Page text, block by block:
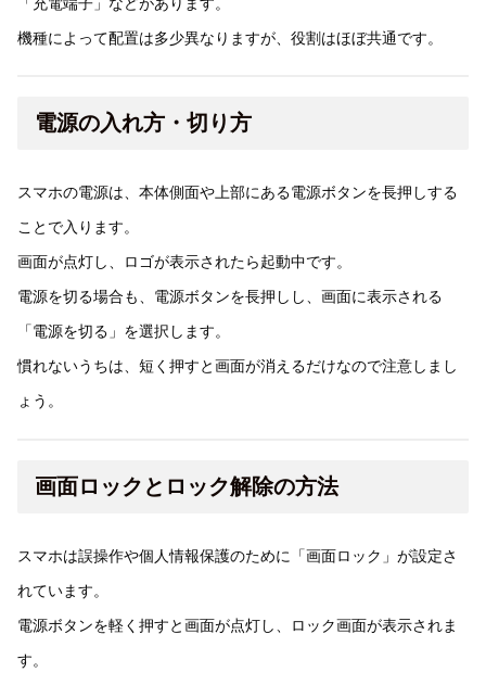
機種によって配置は多少異なりますが、役割はほぼ共通です。
電源の入れ方・切り方
スマホの電源は、本体側面や上部にある電源ボタンを長押しする
ことで入ります。
画面が点灯し、ロゴが表示されたら起動中です。
電源を切る場合も、電源ボタンを長押しし、画面に表示される
「電源を切る」を選択します。
慣れないうちは、短く押すと画面が消えるだけなので注意しまし
ょう。
画面ロックとロック解除の方法
スマホは誤操作や個人情報保護のために「画面ロック」が設定さ
れています。
電源ボタンを軽く押すと画面が点灯し、ロック画面が表示されま
す。